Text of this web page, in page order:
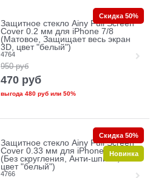
Защитное стекло Ainy Full Screen
Cover 0.2 мм для iPhone 7/8
(Матовое, Защищает весь экран
3D, цвет "белый")
4764
950 руб
470 руб
выгода 480 рубили 50%
Скидка 50%
Защитное стекло Ainy Full Screen
Cover 0.33 мм для iPhone 7/8
(Без скругления, Анти-шпион,
цвет "белый")
4766
Скидка 50%
Новинка